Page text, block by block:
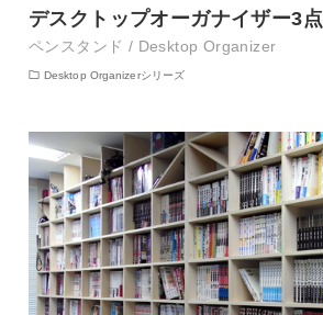
デスクトップオーガナイザー3点
ペンスタンド / Desktop Organizer
Desktop Organizerシリーズ